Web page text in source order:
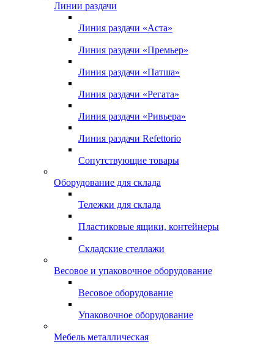
Линии раздачи
Линия раздачи «Аста»
Линия раздачи «Премьер»
Линия раздачи «Патша»
Линия раздачи «Регата»
Линия раздачи «Ривьера»
Линия раздачи Refettorio
Сопутствующие товары
Оборудование для склада
Тележки для склада
Пластиковые ящики, контейнеры
Складские стеллажи
Весовое и упаковочное оборудование
Весовое оборудование
Упаковочное оборудование
Мебель металлическая